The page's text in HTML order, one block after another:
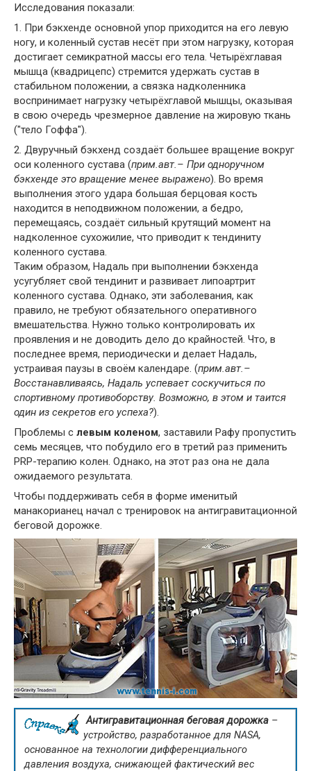
Исследования показали:
1. При бэкхенде основной упор приходится на его левую
ногу, и коленный сустав несёт при этом нагрузку, которая
достигает семикратной массы его тела. Четырёхглавая
мышца (квадрицепс) стремится удержать сустав в
стабильном положении, а связка надколенника
воспринимает нагрузку четырёхглавой мышцы, оказывая
в свою очередь чрезмерное давление на жировую ткань
("тело Гоффа").
2. Двуручный бэкхенд создаёт большее вращение вокруг
оси коленного сустава (прим.авт.– При одноручном
бэкхенде это вращение менее выражено). Во время
выполнения этого удара большая берцовая кость
находится в неподвижном положении, а бедро,
перемещаясь, создаёт сильный крутящий момент на
надколенное сухожилие, что приводит к тендиниту
коленного сустава.
Таким образом, Надаль при выполнении бэкхенда
усугубляет свой тендинит и развивает липоартрит
коленного сустава. Однако, эти заболевания, как
правило, не требуют обязательного оперативного
вмешательства. Нужно только контролировать их
проявления и не доводить дело до крайностей. Что, в
последнее время, периодически и делает Надаль,
устраивая паузы в своём календаре. (прим.авт.–
Восстанавливаясь, Надаль успевает соскучиться по
спортивному противоборству. Возможно, в этом и таится
один из секретов его успеха?).
Проблемы с левым коленом, заставили Рафу пропустить
семь месяцев, что побудило его в третий раз применить
PRP-терапию колен. Однако, на этот раз она не дала
ожидаемого результата.
Чтобы поддерживать себя в форме именитый
манакорианец начал с тренировок на антигравитационной
беговой дорожке.
Антигравитационная беговая дорожка –
устройство, разработанное для NASA,
основанное на технологии дифференциального
давления воздуха, снижающей фактический вес